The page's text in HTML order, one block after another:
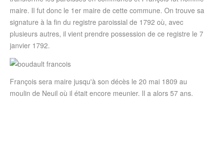
maire. Il fut donc le 1er maire de cette commune. On trouve sa
signature à la fin du registre paroissial de 1792 où, avec
plusieurs autres, il vient prendre possession de ce registre le 7
janvier 1792.
François sera maire jusqu'à son décès le 20 mai 1809 au
moulin de Neuil où il était encore meunier. Il a alors 57 ans.